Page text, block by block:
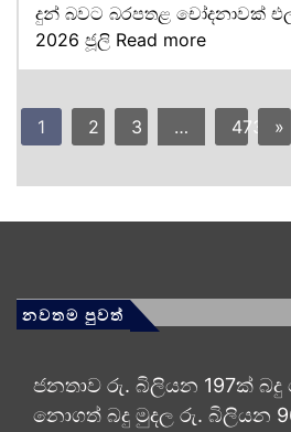
දුන් බවට බරපතළ චෝදනාවක්
2026 ජූලි Read more
1 2 3 … 473 »
නවතම පුවත්
ජනතාව රු. බිලියන 197ක් බදු
නොගත් බදු මුදල රු. බිලියන